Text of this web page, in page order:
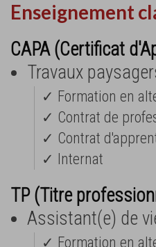
Enseignement
CAPA (Certificat
Travaux
✓ Formation en
✓ Contrat de
✓ Contrat
✓ Internat
TP (Titre
Assistant(e) de
✓ Formation en